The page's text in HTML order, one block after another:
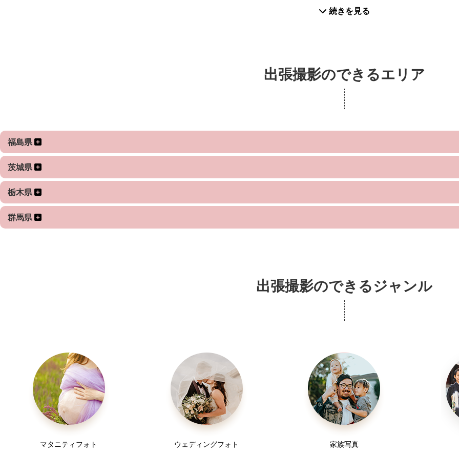
入場料・撮影許可など
入場に費用がかかる場所での撮影、撮影地での駐車代がかかる場合、現地でご負担をお願いいたします。
撮影許可が必要な場所ではご依頼者様に申請をお願いします。
許可が必要な神社などもありますので、念の為ご確認をお願いいたします。
続きを見る
出張撮影のできるエリア
福島県
茨城県
栃木県
群馬県
出張撮影のできるジャンル
マタニティフォト ウェディングフォト 家族写真